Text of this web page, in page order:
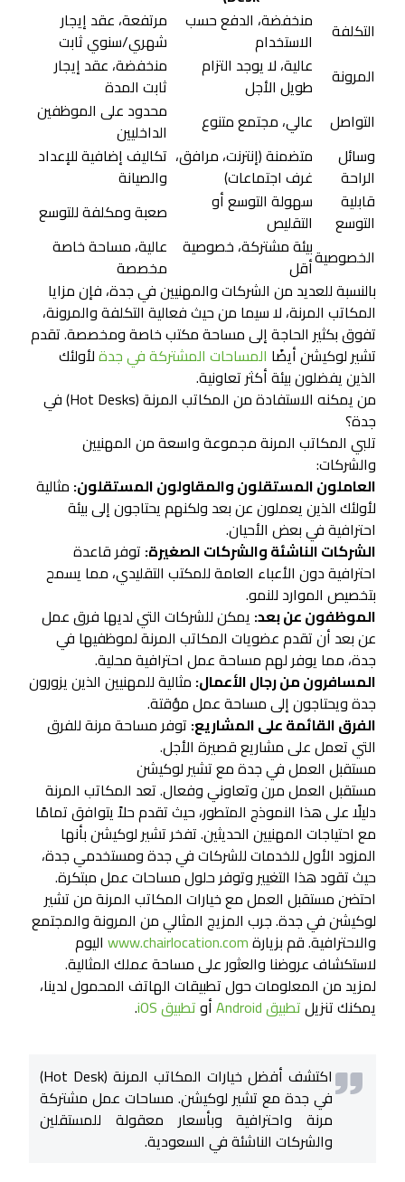
التكلفة
منخفضة، الدفع حسب
الاستخدام
مرتفعة، عقد إيجار
شهري/سنوي ثابت
المرونة
عالية، لا يوجد التزام
طويل الأجل
منخفضة، عقد إيجار
ثابت المدة
التواصل
عالي، مجتمع متنوع
محدود على الموظفين
الداخليين
وسائل
الراحة
متضمنة (إنترنت، مرافق،
غرف اجتماعات)
تكاليف إضافية للإعداد
والصيانة
قابلية
التوسع
سهولة التوسع أو
التقليص
صعبة ومكلفة للتوسع
الخصوصيةبيئة مشتركة، خصوصية
أقل
عالية، مساحة خاصة
مخصصة
بالنسبة للعديد من الشركات والمهنيين في جدة، فإن مزايا
المكاتب المرنة، لا سيما من حيث فعالية التكلفة والمرونة،
تفوق بكثير الحاجة إلى مساحة مكتب خاصة ومخصصة. تقدم
تشير لوكيشن أيضًا المساحات المشتركة في جدةلأولئك
الذين يفضلون بيئة أكثر تعاونية.
من يمكنه الاستفادة من المكاتب المرنة (Hot Desks) في
جدة؟
تلبي المكاتب المرنة مجموعة واسعة من المهنيين
والشركات:
العاملون المستقلون والمقاولون المستقلون: مثالية
لأولئك الذين يعملون عن بعد ولكنهم يحتاجون إلى بيئة
احترافية في بعض الأحيان.
الشركات الناشئة والشركات الصغيرة: توفر قاعدة
احترافية دون الأعباء العامة للمكتب التقليدي، مما يسمح
بتخصيص الموارد للنمو.
الموظفون عن بعد: يمكن للشركات التي لديها فرق عمل
عن بعد أن تقدم عضويات المكاتب المرنة لموظفيها في
جدة، مما يوفر لهم مساحة عمل احترافية محلية.
المسافرون من رجال الأعمال: مثالية للمهنيين الذين يزورون
جدة ويحتاجون إلى مساحة عمل مؤقتة.
الفرق القائمة على المشاريع: توفر مساحة مرنة للفرق
التي تعمل على مشاريع قصيرة الأجل.
مستقبل العمل في جدة مع تشير لوكيشن
مستقبل العمل مرن وتعاوني وفعال. تعد المكاتب المرنة
دليلًا على هذا النموذج المتطور، حيث تقدم حلاً يتوافق تمامًا
مع احتياجات المهنيين الحديثين. تفخر تشير لوكيشن بأنها
المزود الأول للخدمات للشركات في جدة ومستخدمي جدة،
حيث تقود هذا التغيير وتوفر حلول مساحات عمل مبتكرة.
احتضن مستقبل العمل مع خيارات المكاتب المرنة من تشير
لوكيشن في جدة. جرب المزيج المثالي من المرونة والمجتمع
والاحترافية. قم بزيارةwww.chairlocation.com اليوم
لاستكشاف عروضنا والعثور على مساحة عملك المثالية.
لمزيد من المعلومات حول تطبيقات الهاتف المحمول لدينا،
يمكنك تنزيلتطبيق Android أوتطبيق iOS .
اكتشف أفضل خيارات المكاتب المرنة (Hot Desk)
في جدة مع تشير لوكيشن. مساحات عمل مشتركة
مرنة واحترافية وبأسعار معقولة للمستقلين
والشركات الناشئة في السعودية.